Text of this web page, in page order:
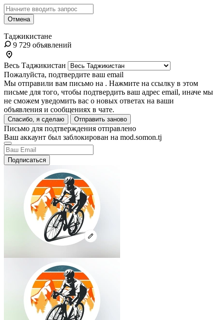
Отмена
Таджикистане
9 729 объявлений
Весь Таджикистан
Пожалуйста, подтвердите ваш email
Мы отправили вам письмо на . Нажмите на ссылку в этом
письме для того, чтобы подтвердить ваш адрес email, иначе мы
не сможем уведомить вас о новых ответах на ваши
объявления и сообщениях в чате.
Спасибо, я сделаю Отправить заново
Письмо для подтверждения отправлено
Ваш аккаунт был заблокирован на mod.somon.tj
Подписаться